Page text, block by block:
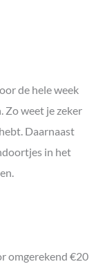
de hele week
Zo weet je zeker
Daarnaast
in het
omgerekend €20